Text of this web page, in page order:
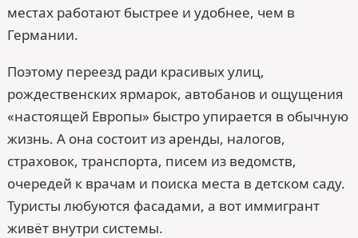
местах работают быстрее и удобнее, чем в
Германии.
Поэтому переезд ради красивых улиц,
рождественских ярмарок, автобанов и ощущения
«настоящей Европы» быстро упирается в обычную
жизнь. А она состоит из аренды, налогов,
страховок, транспорта, писем из ведомств,
очередей к врачам и поиска места в детском саду.
Туристы любуются фасадами, а вот иммигрант
живёт внутри системы.